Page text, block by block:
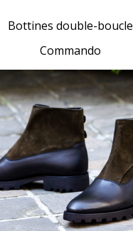
Bottines double-boucle
Commando